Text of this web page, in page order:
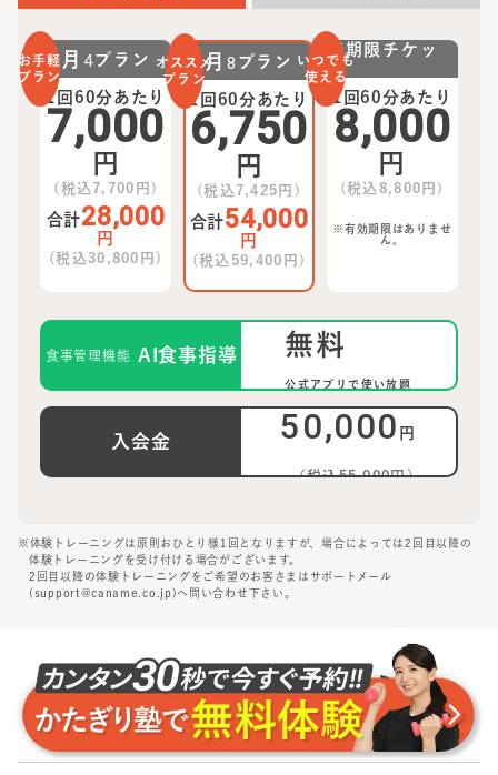
お手軽
プラン
月 4プラン
1回60分あたり
7,000
円
(税込 7,700 円)
合計28,000
円
(税込 30,800 円)
オススメ
プラン
月 8 プラン
1回60分あたり
6,750
円
(税込 7,425 円)
合計54,000
円
(税込 59,400 円)
いつでも
使える
無期限チケッ
ト
1回60分あたり
8,000
円
(税込 8,800 円)
※有効期限はありませ
ん。
食事管理機能 AI食事指導 無料
公式アプリで使い放題
入会金 50,000 円
（税込55,000円）
※体験トレーニングは原則おひとり様1回となりますが、場合によっては2回目以降の
体験トレーニングを受け付ける場合がございます。
2回目以降の体験トレーニングをご希望のお客さまはサポートメール
(support@caname.co.jp)へ問い合わせ下さい。
安心して始められる、通える
3つの理由